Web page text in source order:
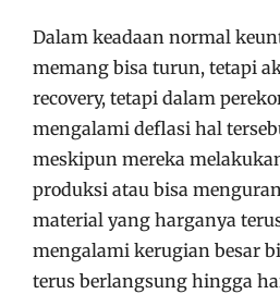
Dalam keadaan normal
memang bisa turun, tetapi
recovery, tetapi dalam
mengalami deflasi hal
meskipun mereka
produksi atau bisa
material yang harganya
mengalami kerugian besar
terus berlangsung hingga